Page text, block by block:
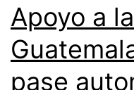
Apoyo a
pase